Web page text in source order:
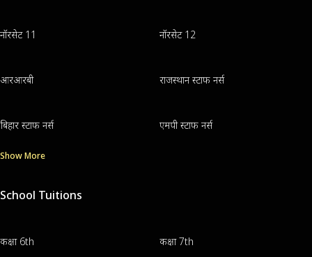
नॉरसेट 11 नॉरसेट 12
आरआरबी राजस्थान स्टाफ नर्स
बिहार स्टाफ नर्स एमपी स्टाफ नर्स
Show More
School Tuitions
कक्षा 6th कक्षा 7th